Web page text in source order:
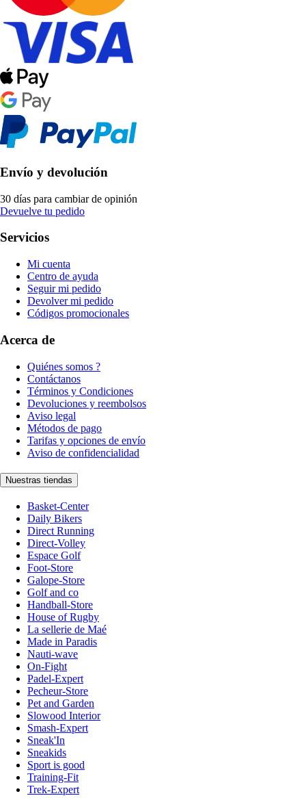
Envío y devolución
30 días para cambiar de opinión
Devuelve tu pedido
Servicios
Mi cuenta
Centro de ayuda
Seguir mi pedido
Devolver mi pedido
Códigos promocionales
Acerca de
Quiénes somos ?
Contáctanos
Términos y Condiciones
Devoluciones y reembolsos
Aviso legal
Métodos de pago
Tarifas y opciones de envío
Aviso de confidencialidad
Nuestras tiendas
Basket-Center
Daily Bikers
Direct Running
Direct-Volley
Espace Golf
Foot-Store
Galope-Store
Golf and co
Handball-Store
House of Rugby
La sellerie de Maé
Made in Paradis
Nauti-wave
On-Fight
Padel-Expert
Pecheur-Store
Pet and Garden
Slowood Interior
Smash-Expert
Sneak'In
Sneakids
Sport is good
Training-Fit
Trek-Expert